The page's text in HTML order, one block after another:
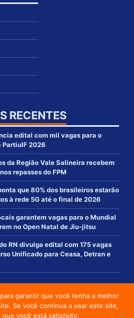
RECENTES
edital com mil vagas para o
PartiuIF 2026
da Região Vale Salineira recebem
repasses do FPM
que 80% dos brasileiros estarão
à rede 5G até o final de 2026
garantem vagas para o Mundial
no Open Natal de Jiu-jitsu
RN divulga edital com 175 vagas
Unificado para Ceasa, Detran e
- Todos os direitos reservados
garantir que você tenha a melhor
Se você continua a usar este site,
que você está satisfeito.